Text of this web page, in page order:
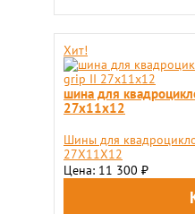
Хит!
шина для
27x11х12
Шины для
27X11Х12
Цена: 11 300 ₽